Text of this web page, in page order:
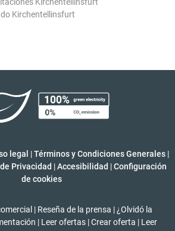
Kirchentellinsfurt
legal |Términos y Condiciones Generales |
Privacidad | Accesibilidad | Configuración
de cookies
| Reseña de la prensa | ¿Olvidó la
| Leer ofertas | Crear oferta | Leer